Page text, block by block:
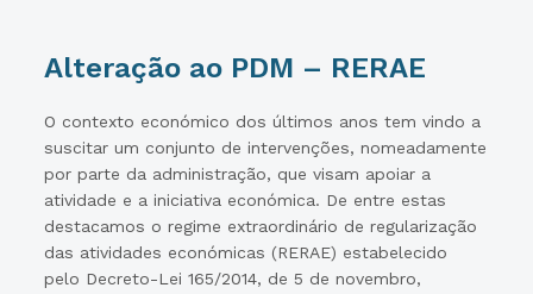
Alteração ao PDM – RERAE
O contexto económico dos últimos anos tem vindo a
suscitar um conjunto de intervenções, nomeadamente
por parte da administração, que visam apoiar a
atividade e a iniciativa económica. De entre estas
destacamos o regime extraordinário de regularização
das atividades económicas (RERAE) estabelecido
pelo Decreto-Lei 165/2014, de 5 de novembro,